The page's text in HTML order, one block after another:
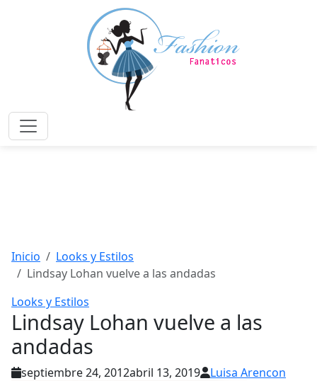
Menú
Inicio
Looks y Estilos
Lindsay Lohan vuelve a las andadas
Looks y Estilos
Lindsay Lohan vuelve a las
andadas
septiembre 24, 2012abril 13, 2019 Luisa Arencon